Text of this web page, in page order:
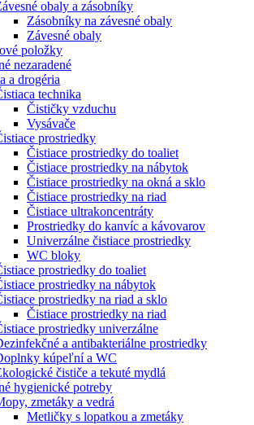
obaly a zásobníky
Zásobníky na závesné obaly
Závesné obaly
položky
nezaradené
a drogéria
technika
Čističky vzduchu
Vysávače
prostriedky
Čistiace prostriedky do toaliet
Čistiace prostriedky na nábytok
Čistiace prostriedky na okná a sklo
Čistiace prostriedky na riad
Čistiace ultrakoncentráty
Prostriedky do kanvíc a kávovarov
Univerzálne čistiace prostriedky
WC bloky
prostriedky do toaliet
prostriedky na nábytok
prostriedky na riad a sklo
Čistiace prostriedky na riad
prostriedky univerzálne
a antibakteriálne prostriedky
kúpeľní a WC
čističe a tekuté mydlá
hygienické potreby
zmetáky a vedrá
Metličky s lopatkou a zmetáky